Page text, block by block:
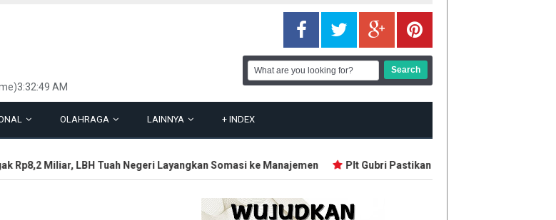
AM
OLAHRAGA LAINNYA + INDEX
Miliar, LBH Tuah Negeri Layangkan Somasi ke Manajemen Plt Gubri Pastikan Karhutla Masih Terkendali